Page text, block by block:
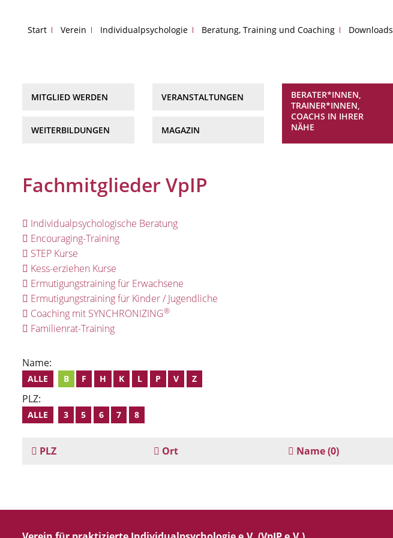
Start Verein Individualpsychologie Beratung, Training und Coaching Downloads
MITGLIED WERDEN
WEITERBILDUNGEN
VERANSTALTUNGEN
MAGAZIN
BERATER*INNEN,
TRAINER*INNEN,
COACHS IN IHRER
NÄHE
Fachmitglieder VpIP
Individualpsychologische Beratung
Encouraging-Training
STEP Kurse
Kess-erziehen Kurse
Ermutigungstraining für Erwachsene
Ermutigungstraining für Kinder / Jugendliche
Coaching mit SYNCHRONIZING®
Familienrat-Training
Name:
ALLE B F H K L P V Z
PLZ:
ALLE 3 5 6 7 8
PLZ Ort Name(0)